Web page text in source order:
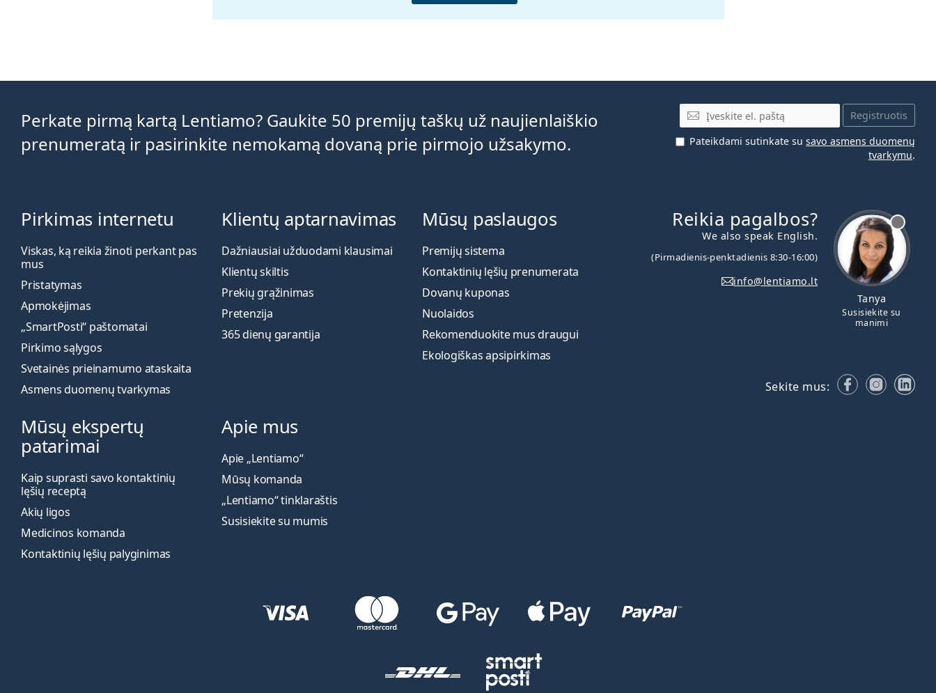
Perkate pirmą kartą Lentiamo? Gaukite 50 premijų taškų už naujienlaiškio
prenumeratą ir pasirinkite nemokamą dovaną prie pirmojo užsakymo.
El. pašto adresas
Registruotis
Pateikdami sutinkate su savo asmens duomenų
tvarkymu.
Tanya
Susisiekite su
manimi
Reikia pagalbos?
We also speak English.
(Pirmadienis-penktadienis 8:30-16:00)
info@lentiamo.lt
Pirkimas internetu
Viskas, ką reikia žinoti perkant pas
mus
Pristatymas
Apmokėjimas
„SmartPosti“ paštomatai
Pirkimo sąlygos
Svetainės prieinamumo ataskaita
Asmens duomenų tvarkymas
Klientų aptarnavimas
Dažniausiai užduodami klausimai
Klientų skiltis
Prekių grąžinimas
Pretenzija
365 dienų garantija
Mūsų paslaugos
Premijų sistema
Kontaktinių lęšių prenumerata
Dovanų kuponas
Nuolaidos
Rekomenduokite mus draugui
Ekologiškas apsipirkimas
Mūsų ekspertų
patarimai
Kaip suprasti savo kontaktinių
lęšių receptą
Akių ligos
Medicinos komanda
Kontaktinių lęšių palyginimas
Apie mus
Apie „Lentiamo“
Mūsų komanda
„Lentiamo“ tinklaraštis
Susisiekite su mumis
Sekite mus: Facebook